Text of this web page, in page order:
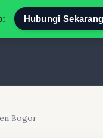
Hubungi Sekarang
Bogor